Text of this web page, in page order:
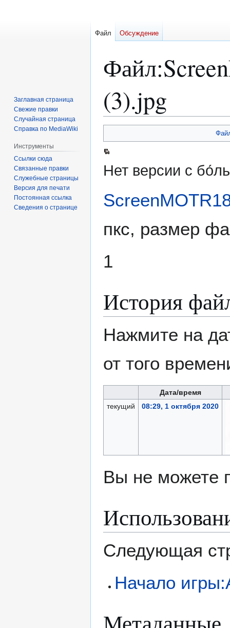
Файл:
(3).jpg
к
навигации
к
поиску
Нет версии с
пкс, размер
1
История
Нажмите на
от того
Дата/время
текущий
08:29, 1 октября 2020
Вы не можете
Следующая
Начало
Файл Обсуждение
Заглавная страница
Свежие правки
Случайная страница
Справка по MediaWiki
Инструменты
Ссылки сюда
Связанные правки
Служебные страницы
Версия для печати
Постоянная ссылка
Сведения о странице